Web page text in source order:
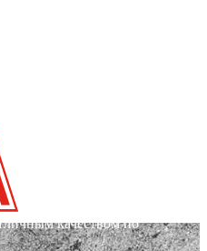
качеством по